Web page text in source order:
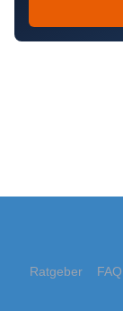
Ratgeber FAQ